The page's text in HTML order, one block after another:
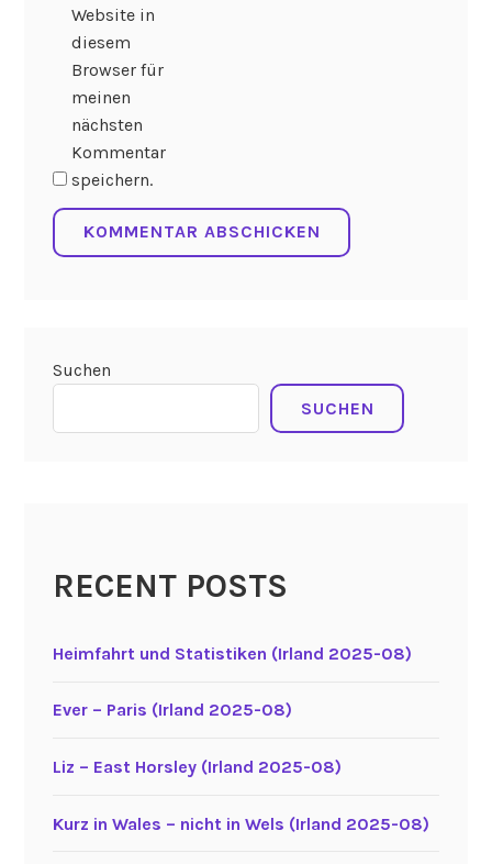
Website in
diesem
Browser für
meinen
nächsten
Kommentar
speichern.
Suchen
SUCHEN
RECENT POSTS
Heimfahrt und Statistiken (Irland 2025-08)
Ever – Paris (Irland 2025-08)
Liz – East Horsley (Irland 2025-08)
Kurz in Wales – nicht in Wels (Irland 2025-08)